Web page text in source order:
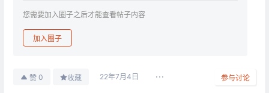
您需要加入圈子之后才能查看帖子内容
加入圈子
赞 0 收藏 22年7月4日 参与讨论